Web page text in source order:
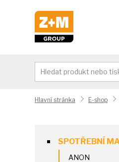
Hlavní stránka E-shop
SPOTŘEBNÍ
ANON